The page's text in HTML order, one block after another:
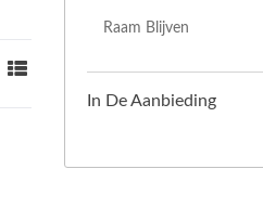
Raam Blijven
In De Aanbieding